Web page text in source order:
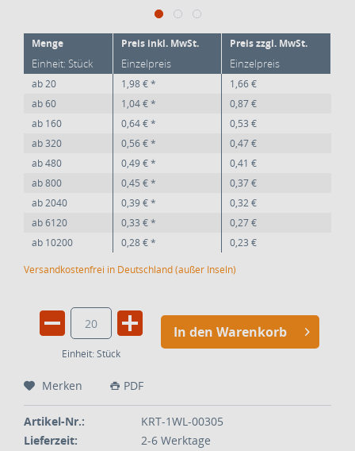
Menge Preis inkl. MwSt. Preis zzgl. MwSt.
Einheit: Stück Einzelpreis Einzelpreis
ab20 1,98 € *
1,66 €
ab60 1,04 € *
0,87 €
ab 160 0,64 € *
0,53 €
ab320 0,56 € *
0,47 €
ab480 0,49 € *
0,41 €
ab800 0,45 € *
0,37 €
ab2040 0,39 € *
0,32 €
ab6120 0,33 € *
0,27 €
ab 10200 0,28 € *
0,23 €
Versandkostenfrei in Deutschland (außer Inseln)
Einheit: Stück
In den Warenkorb
Merken PDF
Artikel-Nr.:
KRT-1WL-00305
Lieferzeit:
2-6 Werktage